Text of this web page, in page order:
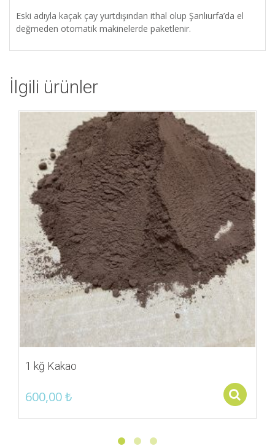
Eski adıyla kaçak çay yurtdışından ithal olup Şanlıurfa’da el
değmeden otomatik makinelerde paketlenir.
İlgili ürünler
1 kğ Kakao
600,00₺
İstek Listeme Ekle